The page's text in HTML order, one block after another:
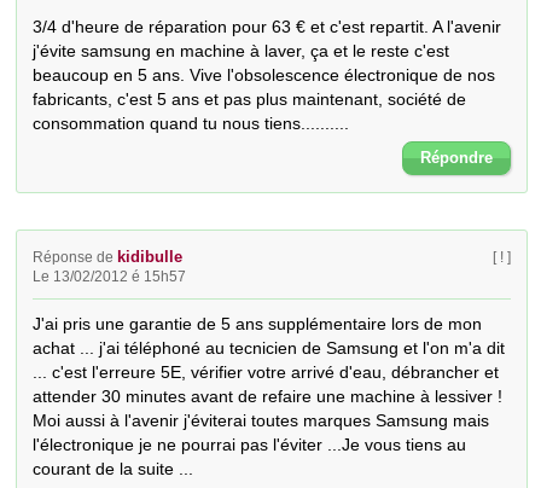
3/4 d'heure de réparation pour 63 € et c'est repartit. A l'avenir
j'évite samsung en machine à laver, ça et le reste c'est
beaucoup en 5 ans. Vive l'obsolescence électronique de nos
fabricants, c'est 5 ans et pas plus maintenant, société de
consommation quand tu nous tiens..........
Répondre
Réponse de kidibulle
Le 13/02/2012 é 15h57
[ ! ]
J'ai pris une garantie de 5 ans supplémentaire lors de mon
achat ... j'ai téléphoné au tecnicien de Samsung et l'on m'a dit
... c'est l'erreure 5E, vérifier votre arrivé d'eau, débrancher et
attender 30 minutes avant de refaire une machine à lessiver !
Moi aussi à l'avenir j'éviterai toutes marques Samsung mais
l'électronique je ne pourrai pas l'éviter ...Je vous tiens au
courant de la suite ...